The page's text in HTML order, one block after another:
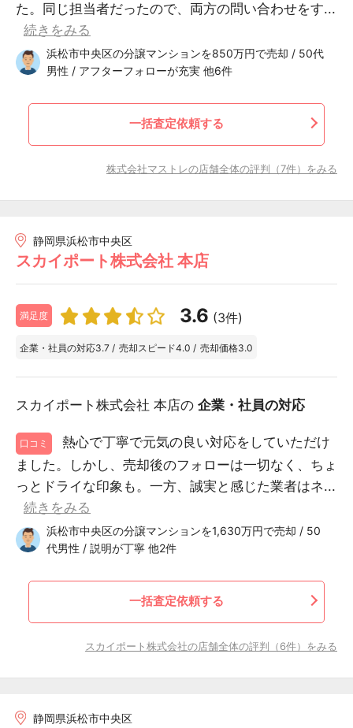
た。同じ担当者だったので、両方の問い合わせをす...
続きをみる
浜松市中央区の分譲マンションを850万円で売却 / 50代
男性 / アフターフォローが充実 他6件
一括査定依頼する
株式会社マストレの店舗全体の評判（7件）をみる
静岡県浜松市中央区
スカイポート株式会社 本店
満足度 3.6 (3件)
企業・社員の対応3.7 / 売却スピード4.0 / 売却価格3.0
スカイポート株式会社 本店の 企業・社員の対応
口コミ
熱心で丁寧で元気の良い対応をしていただけ
ました。しかし、売却後のフォローは一切なく、ちょ
っとドライな印象も。一方、誠実と感じた業者はネ...
続きをみる
浜松市中央区の分譲マンションを1,630万円で売却 / 50
代男性 / 説明が丁寧 他2件
一括査定依頼する
スカイポート株式会社の店舗全体の評判（6件）をみる
静岡県浜松市中央区